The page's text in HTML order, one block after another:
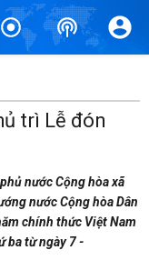
trì Lễ đón
nước Cộng hòa xã
nước Cộng hòa Dân
chính thức Việt Nam
ba từ ngày 7 -